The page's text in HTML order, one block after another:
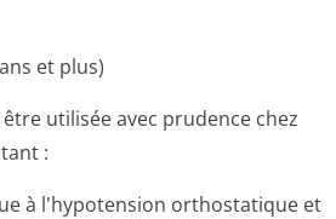
et plus)
utilisée avec prudence chez
:
à l'hypotension orthostatique et